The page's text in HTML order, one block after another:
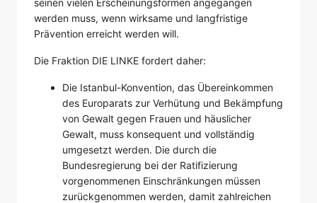
werden muss, wenn wirksame und langfristige
Prävention erreicht werden will.
Die Fraktion DIE LINKE fordert daher:
Die Istanbul-Konvention, das Übereinkommen
des Europarats zur Verhütung und Bekämpfung
von Gewalt gegen Frauen und häuslicher
Gewalt, muss konsequent und vollständig
umgesetzt werden. Die durch die
Bundesregierung bei der Ratifizierung
vorgenommenen Einschränkungen müssen
zurückgenommen werden, damit zahlreichen